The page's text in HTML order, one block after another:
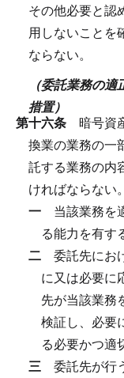
その他必要と認
用しないことを
ならない。
（委託業務の
措置）
第十六条 暗号資
換業の業務の一
託する業務の内
ければならない。
一 当該業務を
る能力を有す
二 委託先にお
に又は必要に
先が当該業務
検証し、必要
る必要かつ適
三 委託先が行